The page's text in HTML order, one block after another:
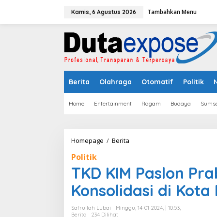
Kamis, 6 Agustus 2026 Tambahkan Menu
Berita Olahraga Otomatif Politik
Home Entertainment Ragam Budaya
Homepage / Berita
K
M
P
s
Politik
TKD KIM Paslon
Konsolidasi di Kota
Safrullah Lubai
Minggu, 14-01-2024, | 10:53,
Berita
234 Dilihat